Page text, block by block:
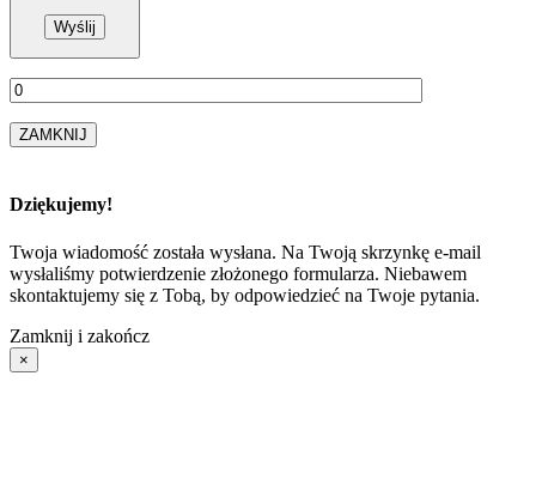
ZAMKNIJ
Dziękujemy!
Twoja wiadomość została wysłana. Na Twoją skrzynkę e-mail
wysłaliśmy potwierdzenie złożonego formularza. Niebawem
skontaktujemy się z Tobą, by odpowiedzieć na Twoje pytania.
Zamknij i zakończ
×